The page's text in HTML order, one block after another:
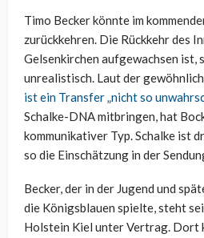
Timo Becker könnte im
zurückkehren. Die Rückkehr des
Gelsenkirchen aufgewachsen ist,
unrealistisch. Laut der
ist ein Transfer „nicht so
Schalke-DNA mitbringen, hat
kommunikativer Typ. Schalke ist
so die Einschätzung in der
Becker, der in der Jugend und
die Königsblauen spielte, steht
Holstein Kiel unter Vertrag. Dort